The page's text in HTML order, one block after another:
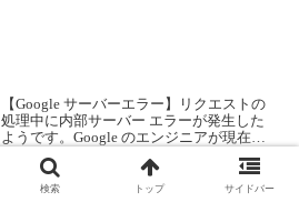
【Google サーバーエラー】リクエストの
処理中に内部サーバー エラーが発生した
ようです。Google のエンジニアが現在問
題の解決にあたっています。
検索 トップ サイドバー